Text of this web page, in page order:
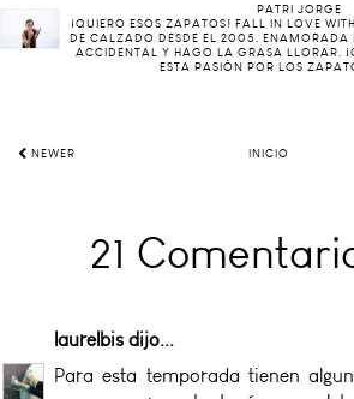
PATRI JORGE
¡QUIERO ESOS ZAPATOS! FALL IN LOVE
DE CALZADO DESDE EL 2005. ENAMORADA
ACCIDENTAL Y HAGO LA GRASA LLORAR.
ESTA PASIÓN POR LOS
NEWER INICIO
21
laurelbis dijo...
Para esta temporada tienen